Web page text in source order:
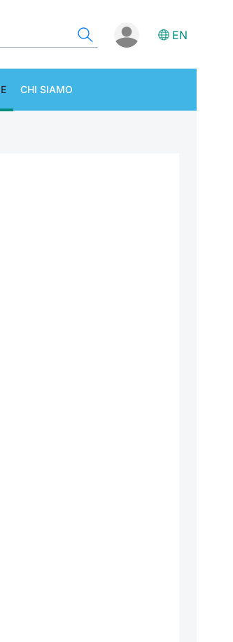
EN
CHI SIAMO